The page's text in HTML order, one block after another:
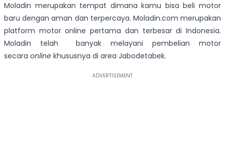
Moladin merupakan tempat dimana kamu bisa beli motor
baru dengan aman dan terpercaya. Moladin.com merupakan
platform motor online pertama dan terbesar di Indonesia.
Moladin telah banyak melayani pembelian motor
secara online khususnya di area Jabodetabek.